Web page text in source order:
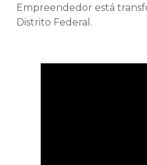
Empreendedor está
Distrito Federal.